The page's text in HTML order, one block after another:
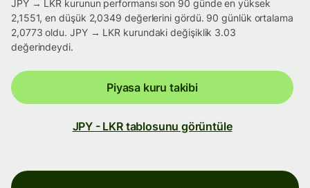
JPY → LKR kurunun performansı son 90 günde en yüksek
2,1551, en düşük 2,0349 değerlerini gördü. 90 günlük ortalama
2,0773 oldu. JPY → LKR kurundaki değişiklik 3.03
değerindeydi.
Piyasa kuru takibi
JPY - LKR tablosunu görüntüle